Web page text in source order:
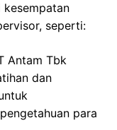
kesempatan
seperti:
Antam Tbk
dan
para